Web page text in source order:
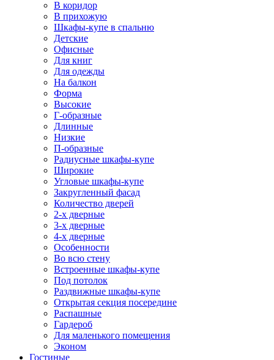
В коридор
В прихожую
Шкафы-купе в спальню
Детские
Офисные
Для книг
Для одежды
На балкон
Форма
Высокие
Г-образные
Длинные
Низкие
П-образные
Радиусные шкафы-купе
Широкие
Угловые шкафы-купе
Закругленный фасад
Количество дверей
2-х дверные
3-х дверные
4-х дверные
Особенности
Во всю стену
Встроенные шкафы-купе
Под потолок
Раздвижные шкафы-купе
Открытая секция посередине
Распашные
Гардероб
Для маленького помещения
Эконом
Гостиные